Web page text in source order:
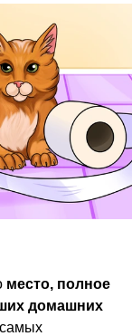
место, полное
домашних